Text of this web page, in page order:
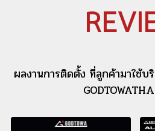
ผลงานการติดตั้ง ที่ลูกค้ามาใช้บ